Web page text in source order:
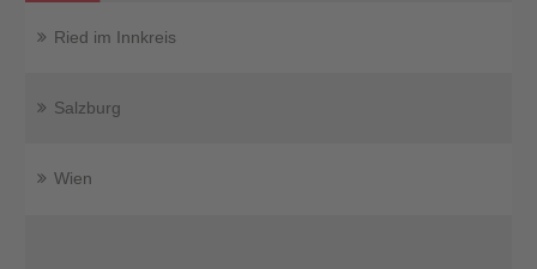
Ried im Innkreis
Salzburg
Wien